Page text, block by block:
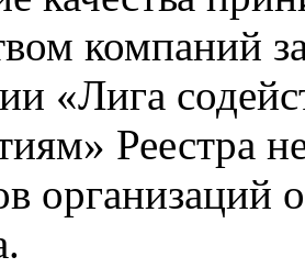
компаний
«Лига
Реестра